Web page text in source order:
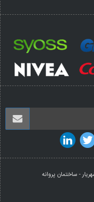
- ساختمان پروانه